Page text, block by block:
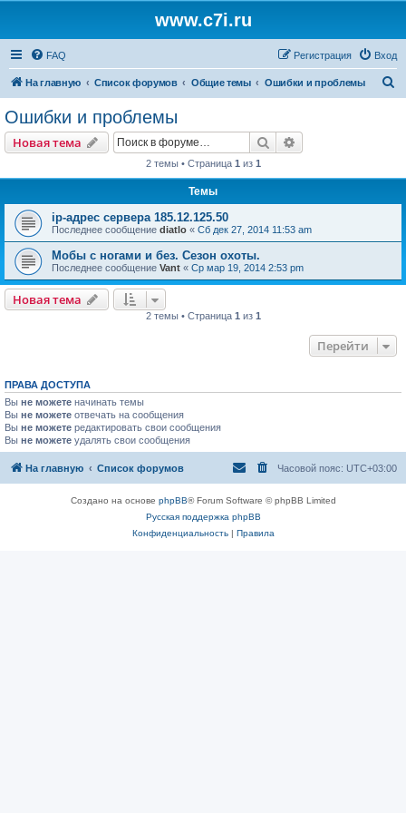
www.c7i.ru
FAQ Вход
Регистрация
На главную Список форумов Общие темы Ошибки и проблемы
Ошибки и проблемы
Новая тема Поиск
2 темы • Страница 1 из 1
Темы
ip-адрес сервера 185.12.125.50
Последнее сообщение diatlo « Сб дек 27, 2014 11:53 am
Мобы с ногами и без. Сезон охоты.
Последнее сообщение Vant « Ср мар 19, 2014 2:53 pm
Новая тема
2 темы • Страница 1 из 1
Перейти
ПРАВА ДОСТУПА
Вы не можете начинать темы
Вы не можете отвечать на сообщения
Вы не можете редактировать свои сообщения
Вы не можете удалять свои сообщения
На главную Список форумов Часовой пояс: UTC+03:00
Создано на основе phpBB® Forum Software © phpBB Limited
Русская поддержка phpBB
Конфиденциальность| Правила